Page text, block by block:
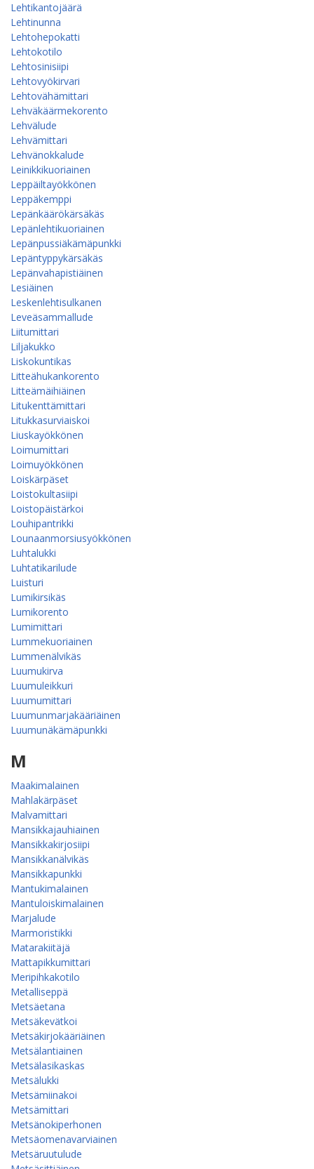
Lehtikantojäärä
Lehtinunna
Lehtohepokatti
Lehtokotilo
Lehtosinisiipi
Lehtovyökirvari
Lehtovähämittari
Lehväkäärmekorento
Lehvälude
Lehvämittari
Lehvänokkalude
Leinikkikuoriainen
Leppäiltayökkönen
Leppäkemppi
Lepänkäärökärsäkäs
Lepänlehtikuoriainen
Lepänpussiäkämäpunkki
Lepäntyppykärsäkäs
Lepänvahapistiäinen
Lesiäinen
Leskenlehtisulkanen
Leveäsammallude
Liitumittari
Liljakukko
Liskokuntikas
Litteähukankorento
Litteämäihiäinen
Litukenttämittari
Litukkasurviaiskoi
Liuskayökkönen
Loimumittari
Loimuyökkönen
Loiskärpäset
Loistokultasiipi
Loistopäistärkoi
Louhipantrikki
Lounaanmorsiusyökkönen
Luhtalukki
Luhtatikarilude
Luisturi
Lumikirsikäs
Lumikorento
Lumimittari
Lummekuoriainen
Lummenälvikäs
Luumukirva
Luumuleikkuri
Luumumittari
Luumunmarjakääriäinen
Luumunäkämäpunkki
M
Maakimalainen
Mahlakärpäset
Malvamittari
Mansikkajauhiainen
Mansikkakirjosiipi
Mansikkanälvikäs
Mansikkapunkki
Mantukimalainen
Mantuloiskimalainen
Marjalude
Marmoristikki
Matarakiitäjä
Mattapikkumittari
Meripihkakotilo
Metalliseppä
Metsäetana
Metsäkevätkoi
Metsäkirjokääriäinen
Metsälantiainen
Metsälasikaskas
Metsälukki
Metsämiinakoi
Metsämittari
Metsänokiperhonen
Metsäomenavarviainen
Metsäruutulude